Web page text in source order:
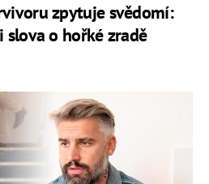
zpytuje svědomí:
slova o hořké zradě